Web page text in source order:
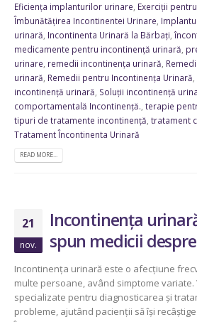
Eficiența implanturilor urinare Exerciții
Îmbunătățirea Incontinentei Urinare
urinară Incontinenta Urinară la Bărbați ,
medicamente pentru incontinență urinară
urinare remedii incontinența urinară
urinară Remedii pentru Incontinența Urinară
incontinență urinară Soluții incontinență
comportamentală Incontinență. terapie
tipuri de tratamente incontinență tratament
Tratament Încontinenta Urinară
READ MORE...
21
nov.
Incontinența
spun medicii
Incontinența urinară este o afecțiune
multe persoane, având simptome variate.
specializate pentru diagnosticarea și
probleme, ajutând pacienții să își